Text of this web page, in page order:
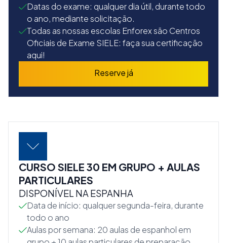
Datas do exame: qualquer dia útil, durante todo
o ano, mediante solicitação.
Todas as nossas escolas Enforex são Centros
Oficiais de Exame SIELE: faça sua certificação
aqui!
Reserve já
CURSO SIELE 30 EM GRUPO + AULAS
PARTICULARES
DISPONÍVEL NA ESPANHA
Data de início: qualquer segunda-feira, durante
todo o ano
Aulas por semana: 20 aulas de espanhol em